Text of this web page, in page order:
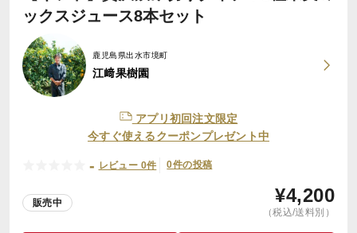
ックスジュース8本セット
鹿児島県出水市境町
江﨑果樹園
アプリ初回注文限定
今すぐ使えるクーポンプレゼント中
- レビュー 0件 0件の投稿
販売中 ¥4,200
（税込/送料別）